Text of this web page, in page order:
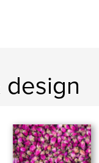
design